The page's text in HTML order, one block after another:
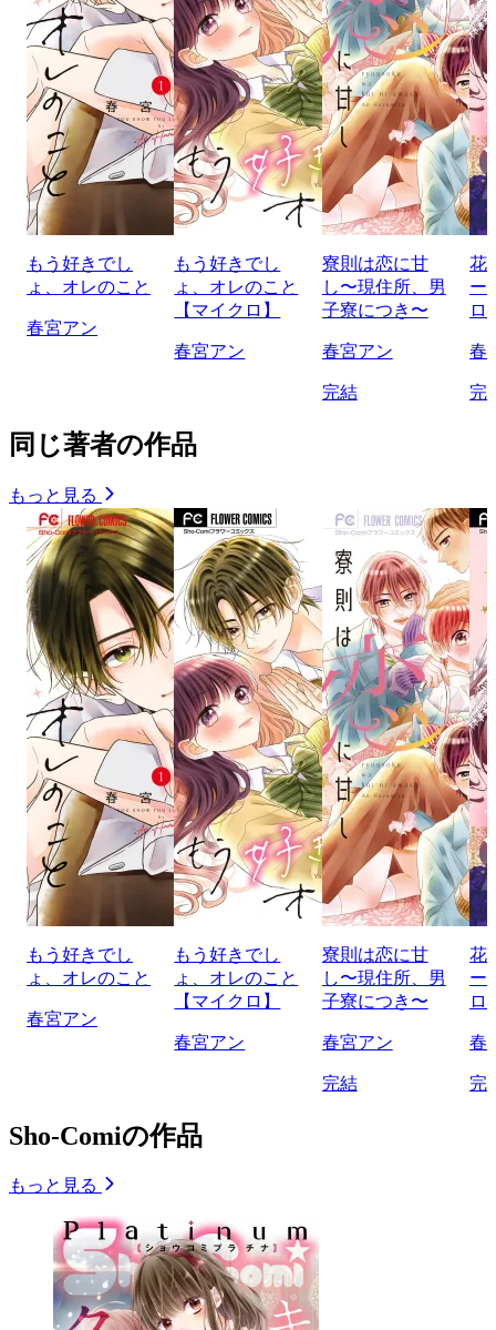
もう好きでし
ょ、オレのこと
春宮アン
もう好きでし
ょ、オレのこと
【マイクロ】
春宮アン
寮則は恋に甘
し〜現住所、男
子寮につき〜
春宮アン
完結
花
ー
ロ
春
完
同じ著者の作品
もっと見る
もう好きでし
ょ、オレのこと
春宮アン
もう好きでし
ょ、オレのこと
【マイクロ】
春宮アン
寮則は恋に甘
し〜現住所、男
子寮につき〜
春宮アン
完結
花
ー
ロ
春
完
Sho-Comiの作品
もっと見る